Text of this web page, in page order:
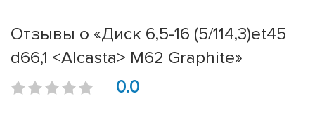
Отзывы о «Диск 6,5-16 (5/114,3)et45
d66,1 <Alcasta> M62 Graphite»
0.0